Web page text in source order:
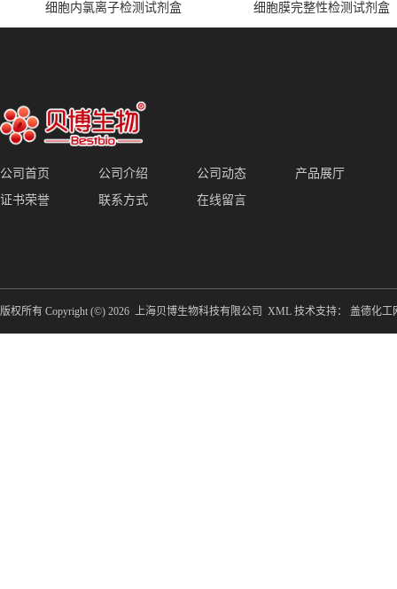
细胞内氯离子检测试剂盒 细胞膜完整性检测试剂盒
公司首页 公司介绍 公司动态
产品展厅
证书荣誉
联系方式 在线留言
版权所有 Copyright (©) 2026 上海贝博生物科技有限公司 XML 技术支持： 盖德化工